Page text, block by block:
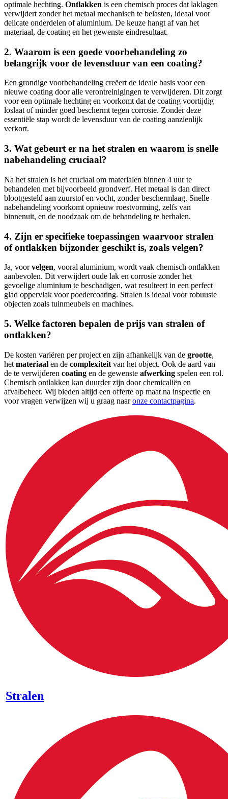
optimale hechting. Ontlakken is een chemisch proces dat laklagen
verwijdert zonder het metaal mechanisch te belasten, ideaal voor
delicate onderdelen of aluminium. De keuze hangt af van het
materiaal, de coating en het gewenste eindresultaat.
2. Waarom is een goede voorbehandeling zo
belangrijk voor de levensduur van een coating?
Een grondige voorbehandeling creëert de ideale basis voor een
nieuwe coating door alle verontreinigingen te verwijderen. Dit zorgt
voor een optimale hechting en voorkomt dat de coating voortijdig
loslaat of minder goed beschermt tegen corrosie. Zonder deze
essentiële stap wordt de levensduur van de coating aanzienlijk
verkort.
3. Wat gebeurt er na het stralen en waarom is snelle
nabehandeling cruciaal?
Na het stralen is het cruciaal om materialen binnen 4 uur te
behandelen met bijvoorbeeld grondverf. Het metaal is dan direct
blootgesteld aan zuurstof en vocht, zonder beschermlaag. Snelle
nabehandeling voorkomt opnieuw roestvorming, zelfs van
binnenuit, en de noodzaak om de behandeling te herhalen.
4. Zijn er specifieke toepassingen waarvoor stralen
of ontlakken bijzonder geschikt is, zoals velgen?
Ja, voorvelgen, vooral aluminium, wordt vaak chemisch ontlakken
aanbevolen. Dit verwijdert oude lak en corrosie zonder het
gevoelige aluminium te beschadigen, wat resulteert in een perfect
glad oppervlak voor poedercoating. Stralen is ideaal voor robuuste
objecten zoals tuinmeubels en machines.
5. Welke factoren bepalen de prijs van stralen of
ontlakken?
De kosten variëren per project en zijn afhankelijk van de grootte,
het materiaal en de complexiteit van het object. Ook de aard van
de te verwijderen coating en de gewenste afwerking spelen een rol.
Chemisch ontlakken kan duurder zijn door chemicaliën en
afvalbeheer. Wij bieden altijd een offerte op maat na inspectie en
voor vragen verwijzen wij u graag naaronze contactpagina.
Stralen